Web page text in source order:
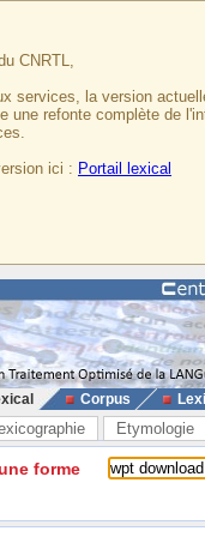
CNRTL,
services, la version
une refonte complète de
ici : Portail lexical
Corpus
Etymologie
forme